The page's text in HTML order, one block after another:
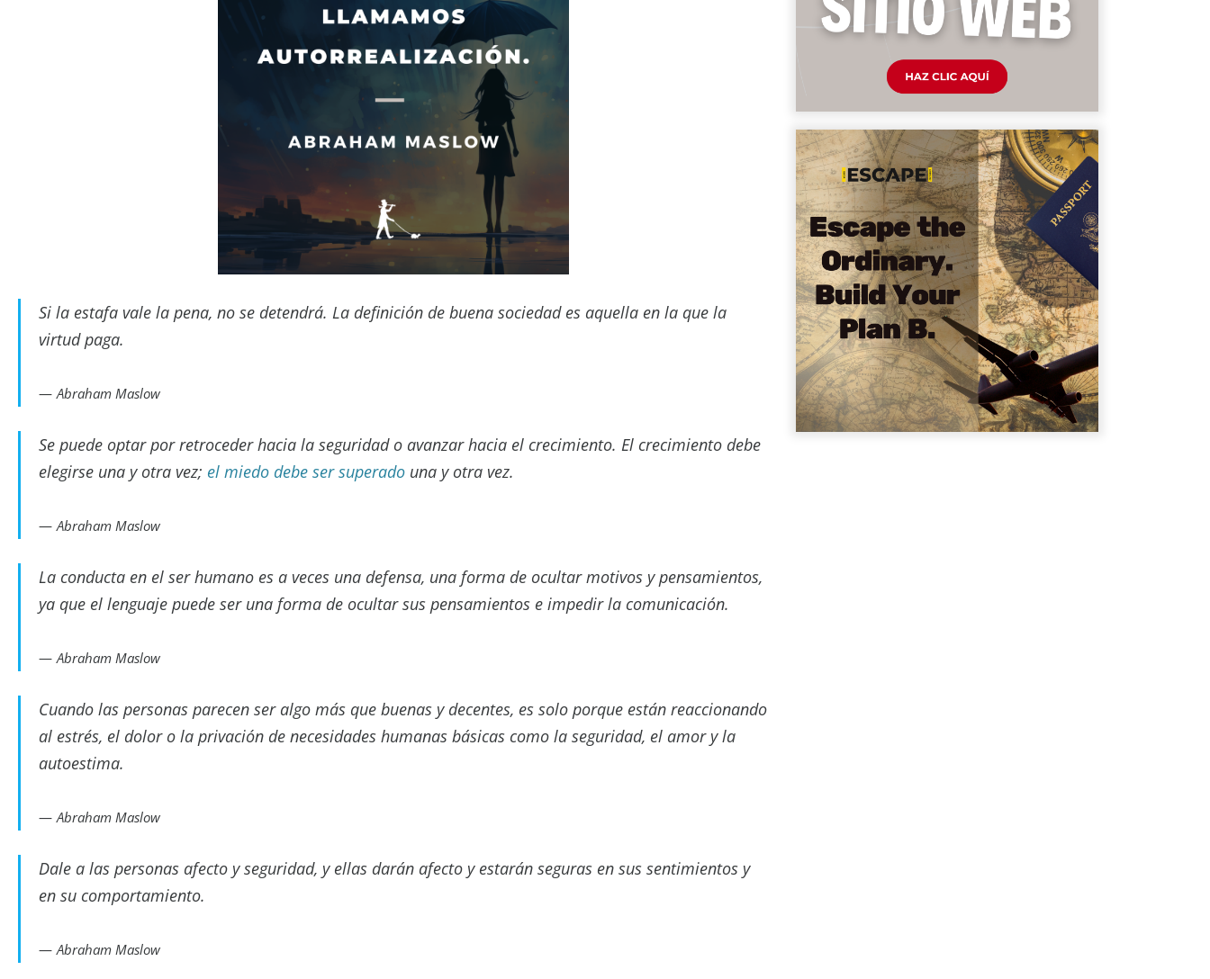
Si la estafa vale la pena, no se detendrá. La definición de buena sociedad es aquella en la que la
virtud paga.
Abraham Maslow
Se puede optar por retroceder hacia la seguridad o avanzar hacia el crecimiento. El crecimiento debe
elegirse una y otra vez; el miedo debe ser superado una y otra vez.
Abraham Maslow
La conducta en el ser humano es a veces una defensa, una forma de ocultar motivos y pensamientos,
ya que el lenguaje puede ser una forma de ocultar sus pensamientos e impedir la comunicación.
Abraham Maslow
Cuando las personas parecen ser algo más que buenas y decentes, es solo porque están reaccionando
al estrés, el dolor o la privación de necesidades humanas básicas como la seguridad, el amor y la
autoestima.
Abraham Maslow
Dale a las personas afecto y seguridad, y ellas darán afecto y estarán seguras en sus sentimientos y
en su comportamiento.
Abraham Maslow